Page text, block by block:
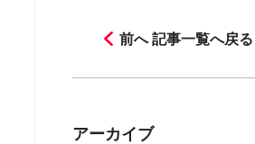
前へ 記事一覧へ戻る
アーカイブ